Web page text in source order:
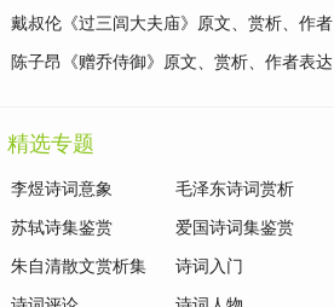
达什么思想情感？
戴叔伦《过三闾大夫庙》原文、赏析、作者
表达什么思想情感？
陈子昂《赠乔侍御》原文、赏析、作者表达
精选专题
李煜诗词意象 毛泽东诗词赏析
苏轼诗集鉴赏 爱国诗词集鉴赏
朱自清散文赏析集 诗词入门